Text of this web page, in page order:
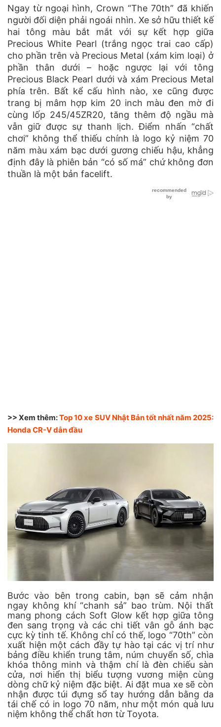
Ngay từ ngoại hình, Crown “The 70th” đã khiến
người đối diện phải ngoái nhìn. Xe sở hữu thiết kế
hai tông màu bắt mắt với sự kết hợp giữa
Precious White Pearl (trắng ngọc trai cao cấp)
cho phần trên và Precious Metal (xám kim loại) ở
phần thân dưới – hoặc ngược lại với tông
Precious Black Pearl dưới và xám Precious Metal
phía trên. Bất kể cấu hình nào, xe cũng được
trang bị mâm hợp kim 20 inch màu đen mờ đi
cùng lốp 245/45ZR20, tăng thêm độ ngầu mà
vẫn giữ được sự thanh lịch. Điểm nhấn “chất
chơi” không thể thiếu chính là logo kỷ niệm 70
năm màu xám bạc dưới gương chiếu hậu, khẳng
định đây là phiên bản “có số má” chứ không đơn
thuần là một bản facelift.
>> Xem thêm:Top 10 xe SUV Nhật Bản tốt nhất năm 2025:
Honda CR-V dẫn đầu
Bước vào bên trong cabin, bạn sẽ cảm nhận
ngay không khí “chanh sả” bao trùm. Nội thất
mang phong cách Soft Glow kết hợp giữa tông
đen sang trọng và các chi tiết vân gỗ ánh bạc
cực kỳ tinh tế. Không chỉ có thế, logo “70th” còn
xuất hiện một cách đầy tự hào tại các vị trí như
bảng điều khiển trung tâm, núm chuyển số, chìa
khóa thông minh và thậm chí là đèn chiếu sàn
cửa, nơi hiển thị biểu tượng vương miện cùng
dòng chữ kỷ niệm đặc biệt. Ai đặt mua xe sẽ còn
nhận được túi đựng sổ tay hướng dẫn bằng da
tái chế có in logo 70 năm, như một món quà lưu
niệm không thể chất hơn từ Toyota.